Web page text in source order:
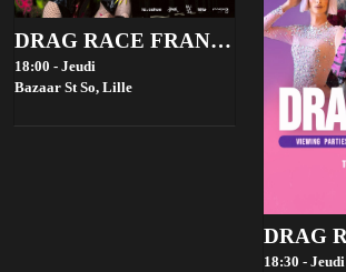
DRAG RACE FRANCE 4 VIEWING PARTIES - BAZAAR ST SO, LILLE
18:00 - Jeudi
Bazaar St So, Lille
18:30 - Jeudi